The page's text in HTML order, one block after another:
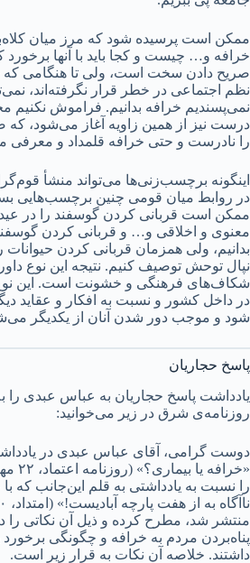
ممکن است پرسیده شود که مرز میان
خرافه و… چیست و کجا باید با آنها
صریح دادن سخت است، ولی تا هنگامی
نظم اجتماعی در خطر قرار نگرفته‌اند،
نمی‌پسندیم خرافه بدانیم. فراموش نکنیم
درست نیز از همین زاویه آغاز می‌شود، که
را نادرست و حتی خرافه قلمداد و معرفی
اینگونه برچسب‌زنی‌ها می‌تواند منشأ
در روابط میان قومی چنین برچسب‌هایی
ممکن است قربانی کردن گوسفند را در
معنوی و اخلاقی و… و قربانی کردن
بدانیم، ولی همزمان قربانی کردن حیوانات
نپال توحش توصیف کنیم. نتیجه این نوع
شکاف‌های فرهنگی و خشونت است. این نوع
در داخل کشور و نسبت به افکار و عقاید
شود و موجب دور شدن آنان از یکدیگر
پاسخ حجاریان
یادداشت پاسخ حجاریان به عباس عبدی را
روزنامه‌ی شرق در زیر می‌خوانید:
دوست گرامی، آقای عباس عبدی در
را نسبت به یادداشتی به قلم این‌جانب که
منتشر شد، مطرح کرده و ذیل آن نکاتی را
پناه‌بردن مردم به خرافه و چگونگی برخورد
داشتند. خلاصه آن نکات به قرار زیر است.